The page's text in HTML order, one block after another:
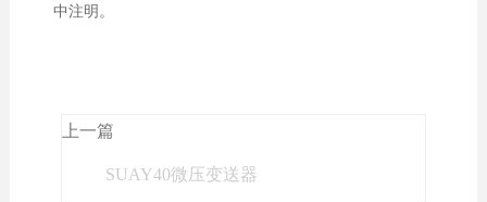
中注明。
上一篇
SUAY40微压变送器